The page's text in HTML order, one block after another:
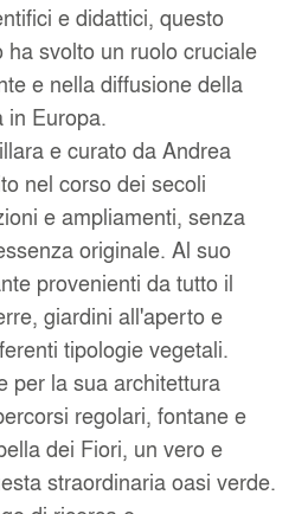
e didattici, questo
svolto un ruolo cruciale
e nella diffusione della
in Europa.
e curato da Andrea
nel corso dei secoli
e ampliamenti, senza
originale. Al suo
provenienti da tutto il
giardini all'aperto e
tipologie vegetali.
per la sua architettura
regolari, fontane e
dei Fiori, un vero e
straordinaria oasi verde.